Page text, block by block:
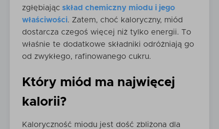
zgłębiając skład chemiczny miodu i jego
właściwości. Zatem, choć kaloryczny, miód
dostarcza czegoś więcej niż tylko energii. To
właśnie te dodatkowe składniki odróżniają go
od zwykłego, rafinowanego cukru.
Który miód ma najwięcej
kalorii?
Kaloryczność miodu jest dość zbliżona dla